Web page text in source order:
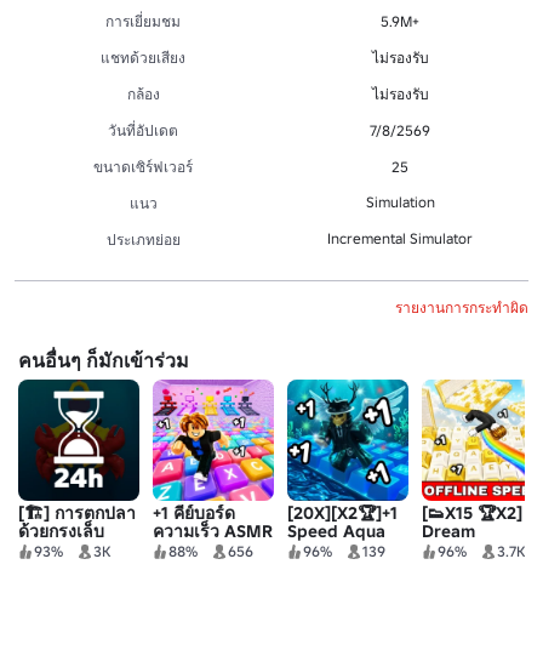
การเยี่ยมชม
5.9M+
แชทด้วยเสียง
ไม่รองรับ
กล้อง
ไม่รองรับ
วันที่อัปเดต
7/8/2569
ขนาดเซิร์ฟเวอร์
25
แนว
Simulation
ประเภทย่อย Incremental Simulator
รายงานการกระทำผิด
คนอื่นๆ ก็มักเข้าร่วม
[🏗️] การตกปลา
ด้วยกรงเล็บ
93% 3K
+1 คีย์บอร์ด
ความเร็ว ASMR
Troll Tower
88% 656
[20X][X2🏆]+1
Speed Aqua
Escape
96% 139
[👟X15 🏆X2]
Dream
Keyboard
96% 3.7K